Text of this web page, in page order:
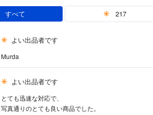
すべて 217
よい出品者です
Murda
よい出品者です
とても迅速な対応で、
写真通りのとても良い商品でした。